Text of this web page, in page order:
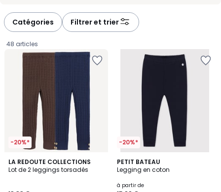
Catégories Filtrer et trier
48 articles
-20%*
LA REDOUTE COLLECTIONS
Lot de 2 leggings torsadés
4,6
/ 5
-20%*
PETIT BATEAU
Legging en coton
à partir de